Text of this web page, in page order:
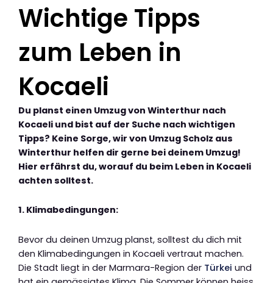
Wichtige Tipps
zum Leben in
Kocaeli
Du planst einen Umzug von Winterthur nach
Kocaeli und bist auf der Suche nach wichtigen
Tipps? Keine Sorge, wir von Umzug Scholz aus
Winterthur helfen dir gerne bei deinem Umzug!
Hier erfährst du, worauf du beim Leben in Kocaeli
achten solltest.
1. Klimabedingungen:
Bevor du deinen Umzug planst, solltest du dich mit
den Klimabedingungen in Kocaeli vertraut machen.
Die Stadt liegt in der Marmara-Region der Türkei und